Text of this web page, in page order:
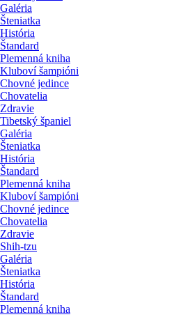
Galéria
Šteniatka
História
Štandard
Plemenná kniha
Kluboví šampióni
Chovné jedince
Chovatelia
Zdravie
Tibetský španiel
Galéria
Šteniatka
História
Štandard
Plemenná kniha
Kluboví šampióni
Chovné jedince
Chovatelia
Zdravie
Shih-tzu
Galéria
Šteniatka
História
Štandard
Plemenná kniha